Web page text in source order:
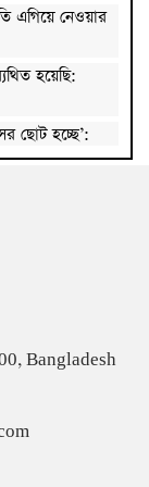
এগিয়ে নেওয়ার
হয়েছি:
ছোট হচ্ছে’:
প্রশাসন অথর্ব
Bangladesh